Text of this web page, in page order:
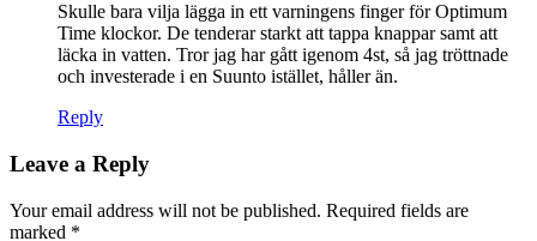
Skulle bara vilja lägga in ett varningens finger för Optimum
Time klockor. De tenderar starkt att tappa knappar samt att
läcka in vatten. Tror jag har gått igenom 4st, så jag tröttnade
och investerade i en Suunto istället, håller än.
Reply
Leave a Reply
Your email address will not be published. Required fields are
marked *